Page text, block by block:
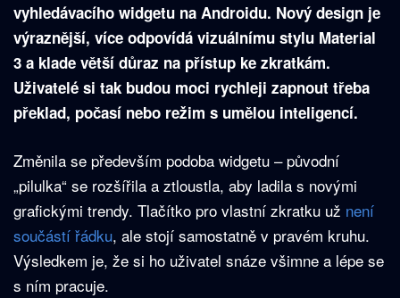
vyhledávacího widgetu na Androidu. Nový design je
výraznější, více odpovídá vizuálnímu stylu Material
3 a klade větší důraz na přístup ke zkratkám.
Uživatelé si tak budou moci rychleji zapnout třeba
překlad, počasí nebo režim s umělou inteligencí.
Změnila se především podoba widgetu – původní
„pilulka“ se rozšířila a ztloustla, aby ladila s novými
grafickými trendy. Tlačítko pro vlastní zkratku už není
součástí řádku, ale stojí samostatně v pravém kruhu.
Výsledkem je, že si ho uživatel snáze všimne a lépe se
s ním pracuje.